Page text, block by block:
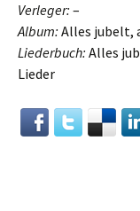
Verleger: –
Album: Alles jubelt,
Liederbuch: Alles
Lieder